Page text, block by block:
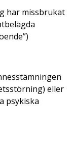
har missbrukat
eller
psykiska